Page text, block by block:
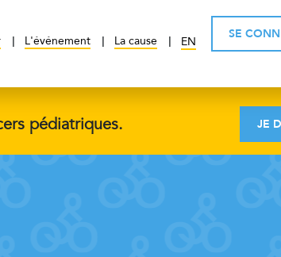
L'événement La cause EN
SE
pédiatriques. JE